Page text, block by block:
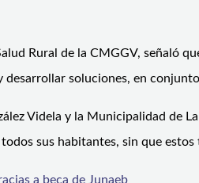
Rural de la CMGGV, señaló
soluciones, en
Videla y la Municipalidad de
sus habitantes, sin que
a beca de Junaeb